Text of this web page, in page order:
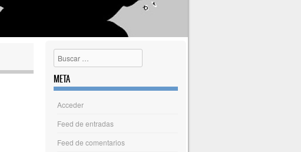
Buscar
META
Acceder
Feed de entradas
Feed de comentarios